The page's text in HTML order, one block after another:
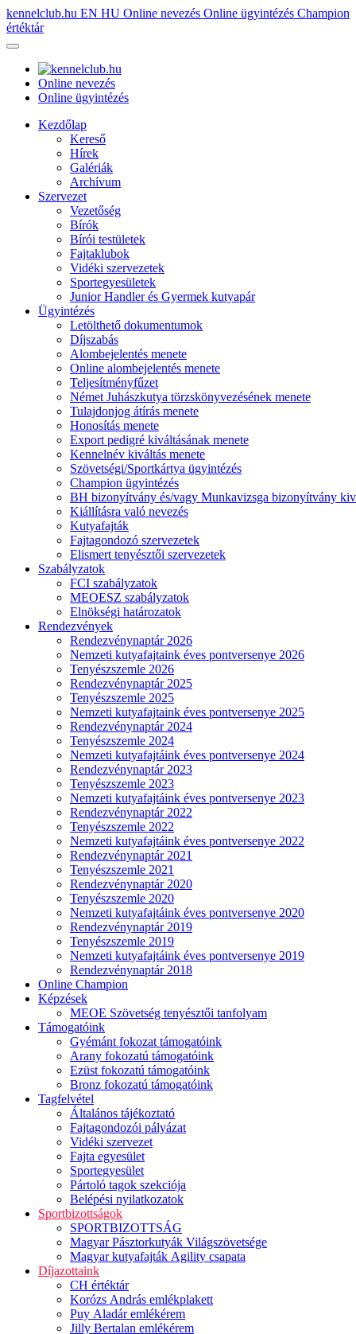
kennelclub.hu EN HU Online nevezés Online ügyintézés Champion
értéktár
Online nevezés
Online ügyintézés
Kezdőlap
Kereső
Hírek
Galériák
Archívum
Szervezet
Vezetőség
Bírók
Bírói testületek
Fajtaklubok
Vidéki szervezetek
Sportegyesületek
Junior Handler és Gyermek kutyapár
Ügyintézés
Letölthető dokumentumok
Díjszabás
Alombejelentés menete
Online alombejelentés menete
Teljesítményfűzet
Német Juhászkutya törzskönyvezésének menete
Tulajdonjog átírás menete
Honosítás menete
Export pedigré kiváltásának menete
Kennelnév kiváltás menete
Szövetségi/Sportkártya ügyintézés
Champion ügyintézés
BH bizonyítvány és/vagy Munkavizsga bizonyítvány
Kiállításra való nevezés
Kutyafajták
Fajtagondozó szervezetek
Elismert tenyésztői szervezetek
Szabályzatok
FCI szabályzatok
MEOESZ szabályzatok
Elnökségi határozatok
Rendezvények
Rendezvénynaptár 2026
Nemzeti kutyafajtaink éves pontversenye 2026
Tenyészszemle 2026
Rendezvénynaptár 2025
Tenyészszemle 2025
Nemzeti kutyafajtaink éves pontversenye 2025
Rendezvénynaptár 2024
Tenyészszemle 2024
Nemzeti kutyafajtáink éves pontversenye 2024
Rendezvénynaptár 2023
Tenyészszemle 2023
Nemzeti kutyafajtáink éves pontversenye 2023
Rendezvénynaptár 2022
Tenyészszemle 2022
Nemzeti kutyafajtáink éves pontversenye 2022
Rendezvénynaptár 2021
Tenyészszemle 2021
Rendezvénynaptár 2020
Tenyészszemle 2020
Nemzeti kutyafajtáink éves pontversenye 2020
Rendezvénynaptár 2019
Tenyészszemle 2019
Nemzeti kutyafajtáink éves pontversenye 2019
Rendezvénynaptár 2018
Online Champion
Képzések
MEOE Szövetség tenyésztői tanfolyam
Támogatóink
Gyémánt fokozat támogatóink
Arany fokozatú támogatóink
Ezüst fokozatú támogatóink
Bronz fokozatú támogatóink
Tagfelvétel
Általános tájékoztató
Fajtagondozói pályázat
Vidéki szervezet
Fajta egyesület
Sportegyesület
Pártoló tagok szekciója
Belépési nyilatkozatok
Sportbizottságok
SPORTBIZOTTSÁG
Magyar Pásztorkutyák Világszövetsége
Magyar kutyafajták Agility csapata
Díjazottaink
CH értéktár
Korózs András emlékplakett
Puy Aladár emlékérem
Jilly Bertalan emlékérem